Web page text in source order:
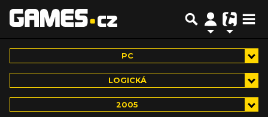
PC
LOGICKÁ
2005